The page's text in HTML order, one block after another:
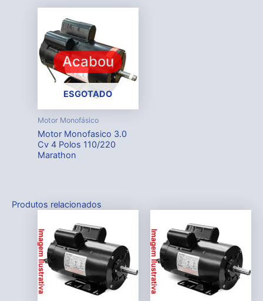
Acabou
ESGOTADO
Motor Monofásico
Motor Monofasico 3.0
Cv 4 Polos 110/220
Marathon
Produtos relacionados